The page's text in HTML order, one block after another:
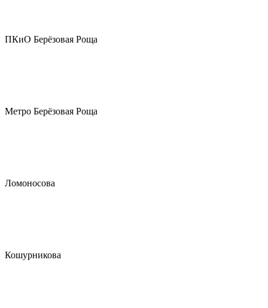
ПКиО Берёзовая Роща
Метро Берёзовая Роща
Ломоносова
Кошурникова